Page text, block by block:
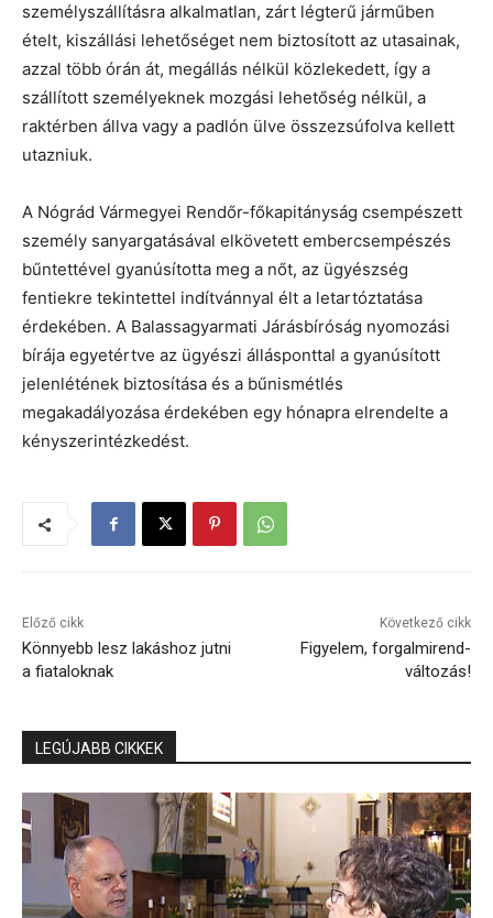
személyszállításra alkalmatlan, zárt légterű járműben
ételt, kiszállási lehetőséget nem biztosított az utasainak,
azzal több órán át, megállás nélkül közlekedett, így a
szállított személyeknek mozgási lehetőség nélkül, a
raktérben állva vagy a padlón ülve összezsúfolva kellett
utazniuk.
A Nógrád Vármegyei Rendőr-főkapitányság csempészett
személy sanyargatásával elkövetett embercsempészés
bűntettével gyanúsította meg a nőt, az ügyészség
fentiekre tekintettel indítvánnyal élt a letartóztatása
érdekében. A Balassagyarmati Járásbíróság nyomozási
bírája egyetértve az ügyészi állásponttal a gyanúsított
jelenlétének biztosítása és a bűnismétlés
megakadályozása érdekében egy hónapra elrendelte a
kényszerintézkedést.
Előző cikk
Könnyebb lesz lakáshoz jutni
a fiataloknak
Következő cikk
Figyelem, forgalmirend-
változás!
LEGÚJABB CIKKEK